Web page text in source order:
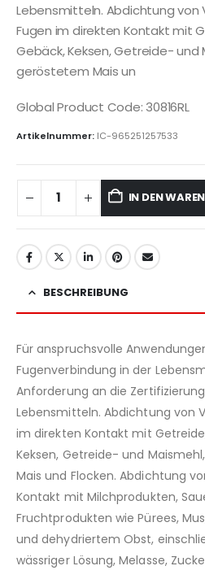
Lebensmitteln. Abdichtung von
Fugen im direkten Kontakt mit
Gebäck, Keksen, Getreide- und
geröstetem Mais un
Global Product Code: 30816RL
Artikelnummer: IC-965251257533
IN DEN
BESCHREIBUNG
Für anspruchsvolle
Fugenverbindung in der
Anforderung an die
Lebensmitteln. Abdichtung von
im direkten Kontakt mit
Keksen, Getreide- und
Mais und Flocken. Abdichtung
Kontakt mit Milchprodukten,
Fruchtprodukten wie Pürees,
und dehydriertem Obst,
wässriger Lösung, Melasse,